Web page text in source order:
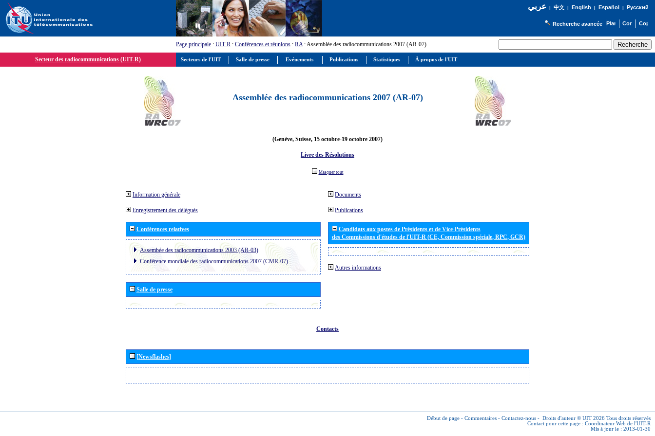
عربي| 中文| English | Español | Русский
Recherche avancée
Page principale : UIT-R : Conférences et réunions : RA: Assemblée des radiocommunications 2007 (AR-07)
Secteur des radiocommunications (UIT-R)
Assemblée des radiocommunications 2007 (AR-07)
(Genève, Suisse, 15 octobre-19 octobre 2007)
Livre des Résolutions
Masquer tout
Information générale
Enregistrement des délégués
Conférences relatives
Assembée des radiocommunications 2003 (AR-03)
Conférence mondiale des radiocommunications 2007 (CMR-07)
Salle de presse
Documents
Publications
Candidats aux postes de Présidents et de Vice-Présidents
des Commissions d'études de l'UIT-R (CE, Commission spéciale, RPC, GCR)
Autres informations
Contacts
[Newsflashes]
Début de page - Commentaires - Contactez-nous - Droits d'auteur © UIT 2026 Tous droits réservés
Contact pour cette page : Coordinateur Web de l'UIT-R
Mis à jour le : 2013-01-30
Secteurs de l'UIT Salle de presse Evénements Publications Statistiques À propos de l'UIT